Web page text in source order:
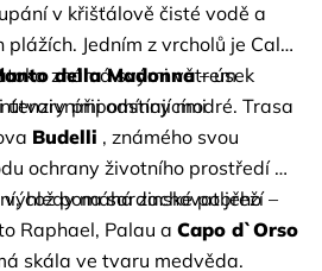
v křišťálově čisté vodě a
Jedním z vrcholů je Cala
známá svými větrem
útvary připomínajícími
della Madonna – úsek
odstíny modré. Trasa
Budelli , známého svou
ochrany životního prostředí
což pomáhá zachovat jeho
na sardinské pobřeží –
Raphael, Palau a Capo d`Orso
skála ve tvaru medvěda.